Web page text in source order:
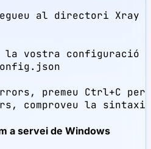
al directori Xray
la vostra configuració
premeu Ctrl+C
comproveu la
a servei de Windows